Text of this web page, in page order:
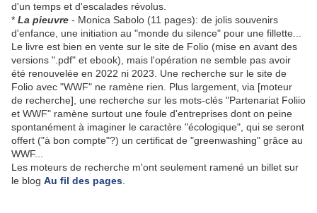
d'un temps et d'escalades révolus.
* La pieuvre - Monica Sabolo (11 pages): de jolis souvenirs
d'enfance, une initiation au "monde du silence" pour une fillette...
Le livre est bien en vente sur le site de Folio (mise en avant des
versions ".pdf" et ebook), mais l'opération ne semble pas avoir
été renouvelée en 2022 ni 2023. Une recherche sur le site de
Folio avec "WWF" ne ramène rien. Plus largement, via [moteur
de recherche], une recherche sur les mots-clés "Partenariat Foliio
et WWF" ramène surtout une foule d'entreprises dont on peine
spontanément à imaginer le caractère "écologique", qui se seront
offert ("à bon compte"?) un certificat de "greenwashing" grâce au
WWF...
Les moteurs de recherche m'ont seulement ramené un billet sur
le blog Au fil des pages